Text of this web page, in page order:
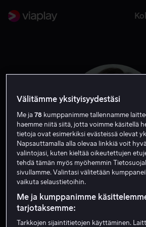
James
Välitämme yksityisyydestäsi
Me ja78 kumppanimme tallennamme
haemme niitä siitä, jotta voimme käsitellä
tietoja ovat esimerkiksi evästeissä olevat
Napsauttamalla alla olevaa linkkiä voit
valintojasi, kuten kieltää oikeutettujen
tehdä tämän myös myöhemmin
sivullamme. Valintasi välitetään
vaikuta selaustietoihin.
Me ja kumppanimme
tarjotaksemme:
Tarkkojen sijaintitietojen käyttäminen.